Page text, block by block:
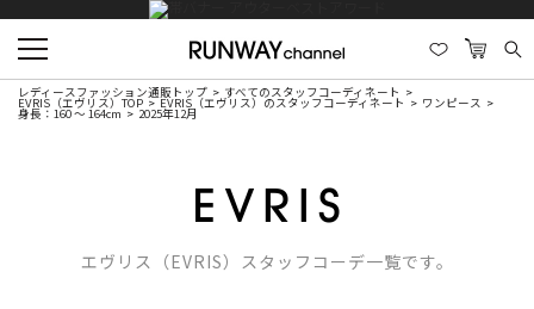
レディースファッション通販トップ すべてのスタッフコーディネート
EVRIS（エヴリス）TOP EVRIS（エヴリス）のスタッフコーディネート ワンピース
身長：160 ～ 164cm 2025年12月
エヴリス（EVRIS）スタッフコーデ一覧です。